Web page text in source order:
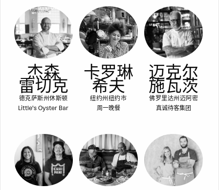
杰森
雷切克
德克萨斯州休斯顿
Little's Oyster Bar
卡罗琳
希夫
纽约州纽约市
周一晚餐
迈克尔
施瓦茨
佛罗里达州迈阿密
真诚待客集团